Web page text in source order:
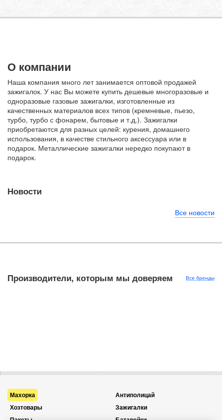
О компании
Наша компания много лет занимается оптовой продажей
зажигалок. У нас Вы можете купить дешевые многоразовые и
одноразовые газовые зажигалки, изготовленные из
качественных материалов всех типов (кремневые, пьезо,
турбо, турбо с фонарем, бытовые и т.д.). Зажигалки
приобретаются для разных целей: курения, домашнего
использования, в качестве стильного аксессуара или в
подарок. Металлические зажигалки нередко покупают в
подарок.
Новости
Все новости
Все бренды
Производители, которым мы доверяем
Махорка
Антиполицай
Хозтовары
Зажигалки